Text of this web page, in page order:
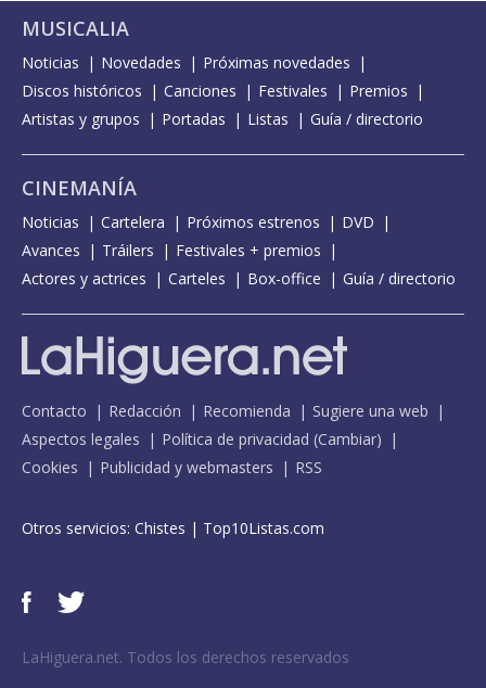
MUSICALIA
Noticias Novedades
Próximas novedades
Discos históricos
Canciones Festivales
Premios
Artistas y grupos
Portadas Listas Guía / directorio
CINEMANÍA
Noticias Cartelera Próximos estrenos
DVD
Avances
Tráilers
Festivales + premios
Actores y actrices
Carteles Box-office Guía / directorio
Contacto Redacción Recomienda
Sugiere una web
Aspectos legales
Política de privacidad (Cambiar)
Cookies
Publicidad y webmasters RSS
Otros servicios: Chistes | Top10Listas.com
LaHiguera.net. Todos los derechos reservados